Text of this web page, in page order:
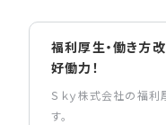
福利厚生・働き方
好働力！
Ｓｋｙ株式会社の福利
す。